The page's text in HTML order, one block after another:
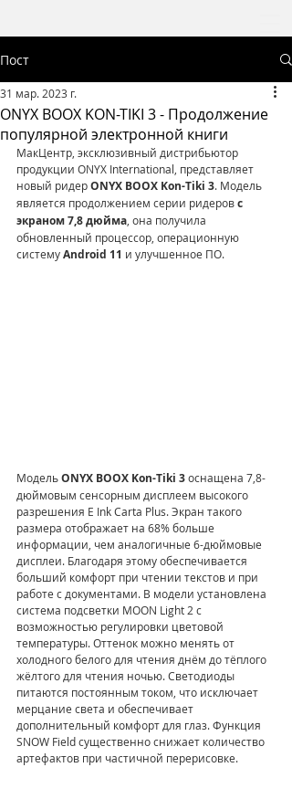
Пост
ONYX BOOX KON-TIKI 3 - Продолжение
популярной электронной книги
31 мар. 2023 г.
МакЦентр, эксклюзивный дистрибьютор
продукции ONYX International, представляет
новый ридер ONYX BOOX Kon-Tiki 3. Модель
является продолжением серии ридеров с
экраном 7,8 дюйма , она получила
обновленный процессор, операционную
систему Android 11 и улучшенное ПО.
Модель ONYX BOOX Kon-Tiki 3 оснащена 7,8-
дюймовым сенсорным дисплеем высокого
разрешения E Ink Carta Plus. Экран такого
размера отображает на 68% больше
информации, чем аналогичные 6-дюймовые
дисплеи. Благодаря этому обеспечивается
больший комфорт при чтении текстов и при
работе с документами. В модели установлена
система подсветки MOON Light 2 с
возможностью регулировки цветовой
температуры. Оттенок можно менять от
холодного белого для чтения днём до тёплого
жёлтого для чтения ночью. Светодиоды
питаются постоянным током, что исключает
мерцание света и обеспечивает
дополнительный комфорт для глаз. Функция
SNOW Field существенно снижает количество
артефактов при частичной перерисовке.